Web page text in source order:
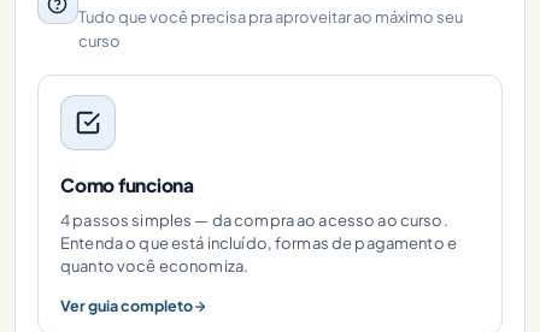
Tudo que você precisa pra aproveitar ao máximo seu
curso
Como funciona
4 passos simples — da compra ao acesso ao curso.
Entenda o que está incluído, formas de pagamento e
quanto você economiza.
Ver guia completo